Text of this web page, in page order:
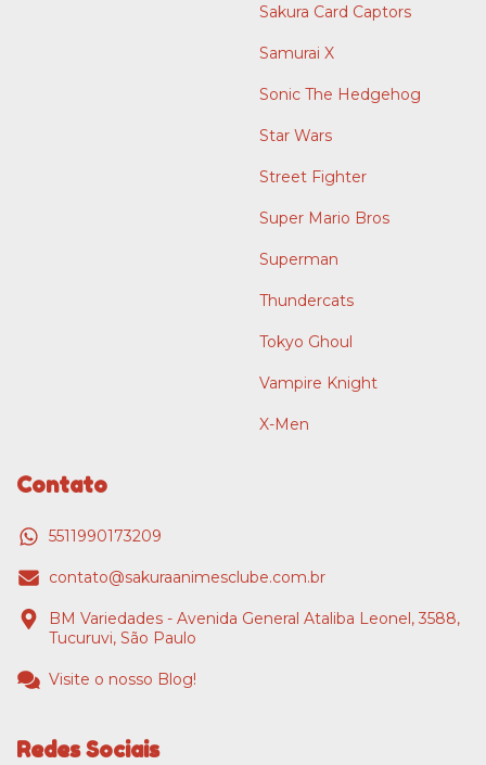
Sakura Card Captors
Samurai X
Sonic The Hedgehog
Star Wars
Street Fighter
Super Mario Bros
Superman
Thundercats
Tokyo Ghoul
Vampire Knight
X-Men
Contato
5511990173209
contato@sakuraanimesclube.com.br
BM Variedades - Avenida General Ataliba Leonel, 3588,
Tucuruvi, São Paulo
Visite o nosso Blog!
Redes Sociais